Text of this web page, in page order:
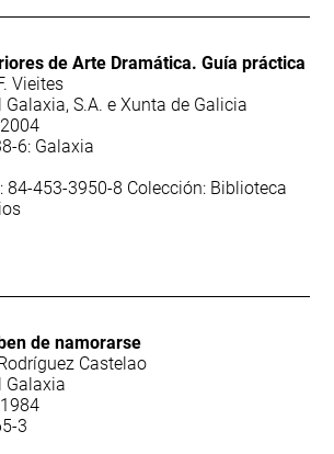
de Arte Dramática. Guía práctica
Vieites
S.A. e Xunta de Galicia
6: Galaxia
84-453-3950-8 Colección: Biblioteca
de namorarse
Castelao
Galaxia
3